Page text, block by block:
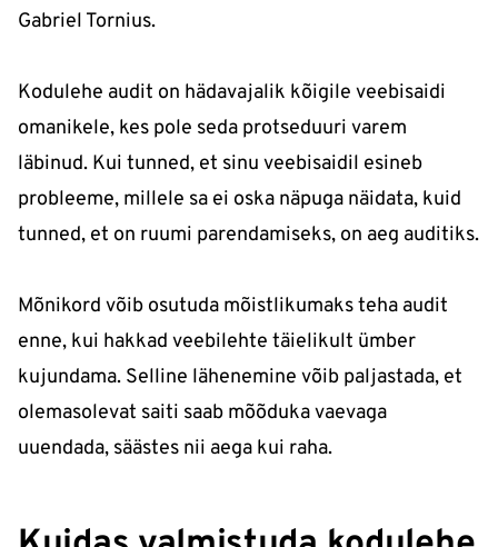
Gabriel Tornius.
Kodulehe audit on hädavajalik kõigile veebisaidi
omanikele, kes pole seda protseduuri varem
läbinud. Kui tunned, et sinu veebisaidil esineb
probleeme, millele sa ei oska näpuga näidata, kuid
tunned, et on ruumi parendamiseks, on aeg auditiks.
Mõnikord võib osutuda mõistlikumaks teha audit
enne, kui hakkad veebilehte täielikult ümber
kujundama. Selline lähenemine võib paljastada, et
olemasolevat saiti saab mõõduka vaevaga
uuendada, säästes nii aega kui raha.